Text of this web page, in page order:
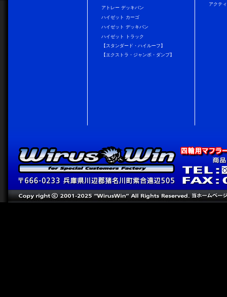
アトレー デッキバン
ハイゼット カーゴ
ハイゼット デッキバン
ハイゼット トラック
【スタンダード・ハイルーフ】
【エクストラ・ジャンボ・ダンプ】
アクテ